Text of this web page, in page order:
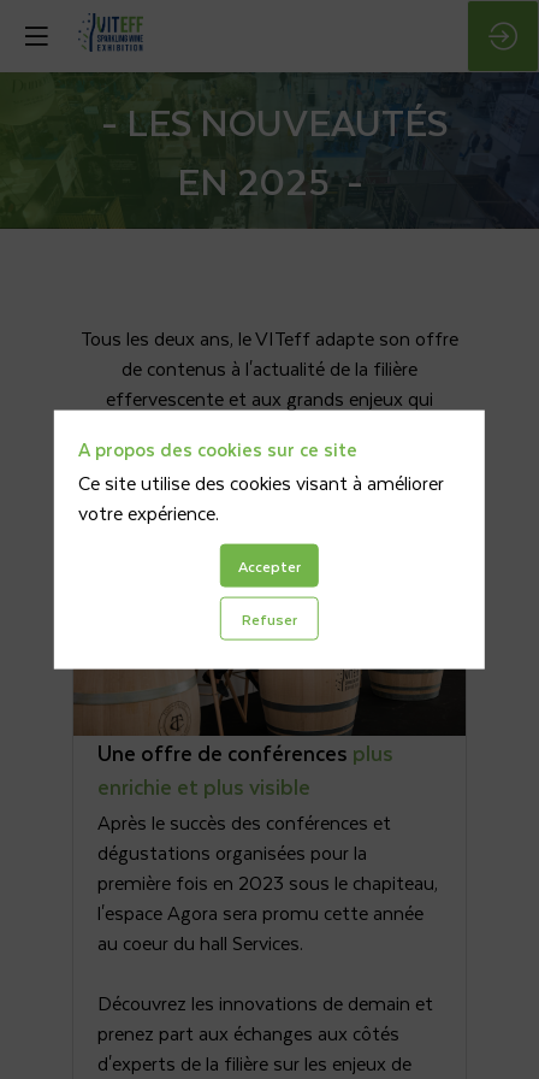
- LES NOUVEAUTÉS
EN 2025 -
Tous les deux ans, le VITeff adapte son offre
de contenus à l'actualité de la filière
effervescente et aux grands enjeux qui
Une offre de conférences plus
enrichie et plus visible
Après le succès des conférences et
dégustations organisées pour la
première fois en 2023 sous le chapiteau,
l'espace Agora sera promu cette année
au coeur du hall Services.
Découvrez les innovations de demain et
prenez part aux échanges aux côtés
d'experts de la filière sur les enjeux de
A propos des cookies sur ce site
Ce site utilise des cookies visant à améliorer
votre expérience.
Accepter
Refuser